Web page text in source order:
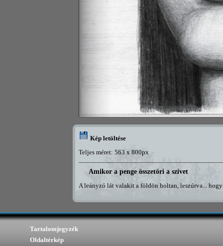
Kép letöltése
Teljes méret: 563 x 800px
Amikor a penge összetöri a szívet
A leányzó lát valakit a földön holtan, leszúrva...
Tartalomjegyzék
Oldaltérkép